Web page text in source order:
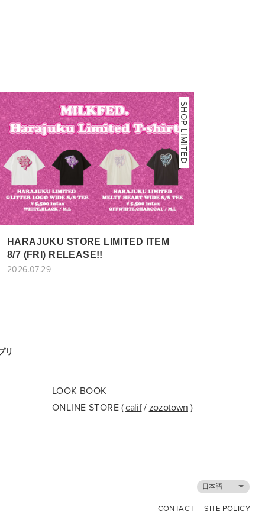
SHOP LIMITED
HARAJUKU STORE LIMITED ITEM
8/7 (FRI) RELEASE!!
2026.07.29
LOOK BOOK
ONLINE STORE (calif/ zozotown )
リ
CONTACT SITE POLICY
日本語